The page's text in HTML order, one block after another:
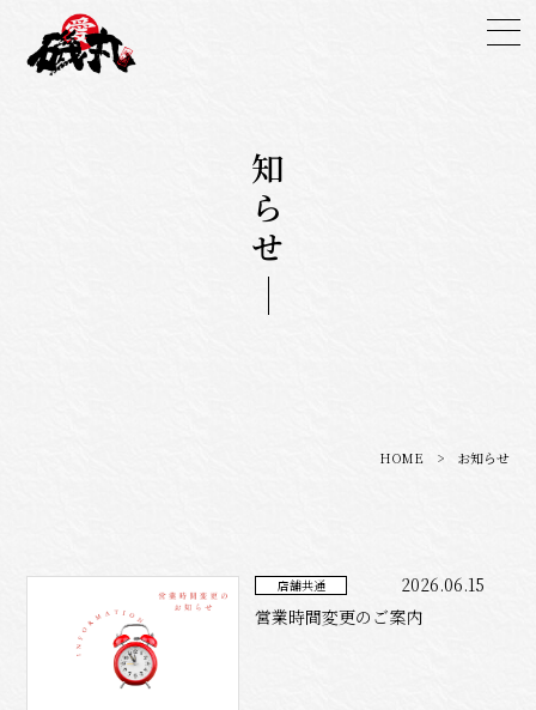
お知らせ
HOME > お知らせ
店舗共通
2026.06.15
営業時間変更のご案内